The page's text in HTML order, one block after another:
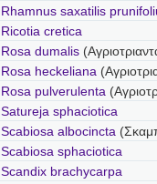
Rhamnus saxatilis
Ricotia cretica
Rosa dumalis
Rosa heckeliana
Rosa pulverulenta
Satureja sphaciotica
Scabiosa albocincta
Scabiosa sphaciotica
Scandix brachycarpa